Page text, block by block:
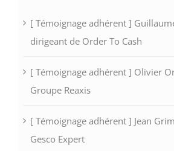
[ Témoignage adhérent ]
dirigeant de Order To Cash
[ Témoignage adhérent ] Olivier
Groupe Reaxis
[ Témoignage adhérent ] Jean
Gesco Expert